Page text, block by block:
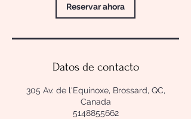
Reservar ahora
Datos de contacto
305 Av. de l'Equinoxe, Brossard, QC,
Canada
5148855662